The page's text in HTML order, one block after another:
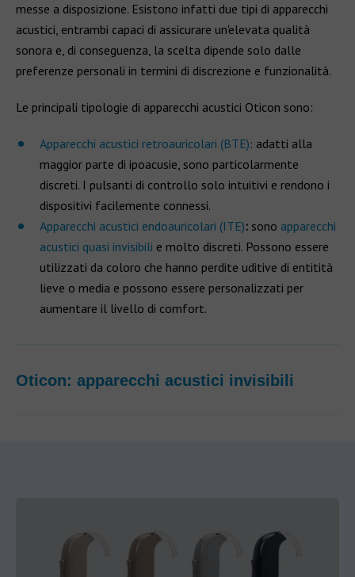
messe a disposizione. Esistono infatti due tipi di apparecchi
acustici, entrambi capaci di assicurare un'elevata qualità
sonora e, di conseguenza, la scelta dipende solo dalle
preferenze personali in termini di discrezione e funzionalità.
Le principali tipologie di apparecchi acustici Oticon sono:
Apparecchi acustici retroauricolari (BTE): adatti alla
maggior parte di ipoacusie, sono particolarmente
discreti. I pulsanti di controllo solo intuitivi e rendono i
dispositivi facilemente connessi.
Apparecchi acustici endoauricolari (ITE): sono apparecchi
acustici quasi invisibili e molto discreti. Possono essere
utilizzati da coloro che hanno perdite uditive di entitità
lieve o media e possono essere personalizzati per
aumentare il livello di comfort.
Oticon: apparecchi acustici invisibili